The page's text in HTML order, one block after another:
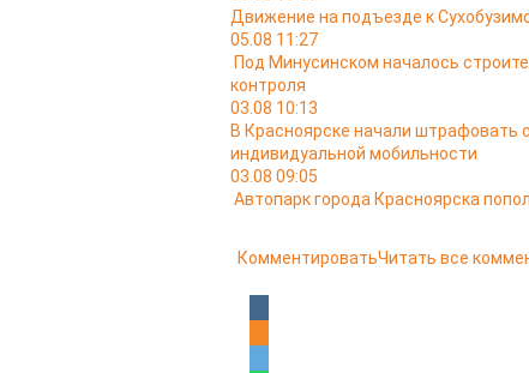
Движение на подъезде к
05.08 11:27
Под Минусинском началось
контроля
03.08 10:13
В Красноярске начали штрафовать
индивидуальной мобильности
03.08 09:05
Автопарк города Красноярска
КомментироватьЧитать все